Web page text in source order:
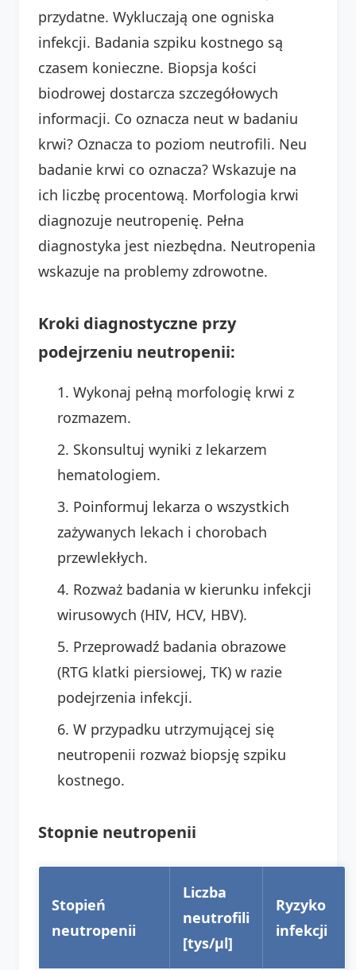
przydatne. Wykluczają one ogniska
infekcji. Badania szpiku kostnego są
czasem konieczne. Biopsja kości
biodrowej dostarcza szczegółowych
informacji. Co oznacza neut w badaniu
krwi? Oznacza to poziom neutrofili. Neu
badanie krwi co oznacza? Wskazuje na
ich liczbę procentową. Morfologia krwi
diagnozuje neutropenię. Pełna
diagnostyka jest niezbędna. Neutropenia
wskazuje na problemy zdrowotne.
Kroki diagnostyczne przy
podejrzeniu neutropenii:
Wykonaj pełną morfologię krwi z
rozmazem.
Skonsultuj wyniki z lekarzem
hematologiem.
Poinformuj lekarza o wszystkich
zażywanych lekach i chorobach
przewlekłych.
Rozważ badania w kierunku infekcji
wirusowych (HIV, HCV, HBV).
Przeprowadź badania obrazowe
(RTG klatki piersiowej, TK) w razie
podejrzenia infekcji.
W przypadku utrzymującej się
neutropenii rozważ biopsję szpiku
kostnego.
Stopnie neutropenii
Stopień
neutropenii
Liczba
neutrofili
[tys/µl]
Ryzyko
infekcji